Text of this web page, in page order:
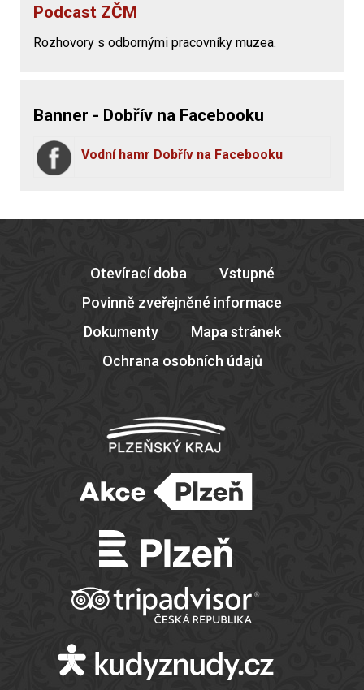
Podcast ZČM
Rozhovory s odbornými pracovníky muzea.
Banner - Dobřív na Facebooku
Vodní hamr Dobřív na Facebooku
Otevírací doba
Vstupné
Povinně zveřejněné informace
Dokumenty
Mapa stránek
Ochrana osobních údajů